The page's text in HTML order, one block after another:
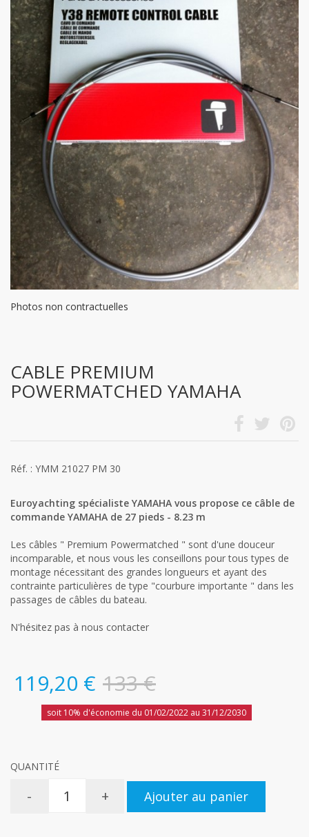
Photos non contractuelles
CABLE PREMIUM
POWERMATCHED YAMAHA
Réf. : YMM 21027 PM 30
Euroyachting spécialiste YAMAHA vous propose ce câble de
commande YAMAHA de 27 pieds - 8.23 m
Les câbles " Premium Powermatched " sont d'une douceur
incomparable, et nous vous les conseillons pour tous types de
montage nécessitant des grandes longueurs et ayant des
contrainte particulières de type "courbure importante " dans les
passages de câbles du bateau.
N'hésitez pas à nous contacter
119,20 € 133 €
soit 10% d'économie du 01/02/2022 au 31/12/2030
QUANTITÉ
- + Ajouter au panier